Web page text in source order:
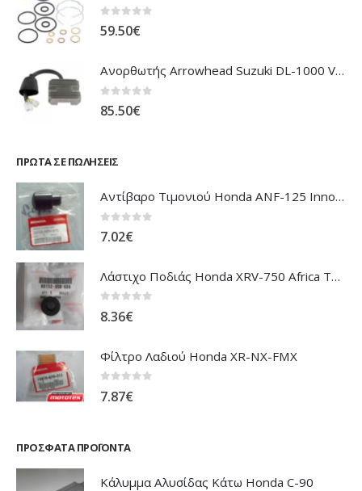
0 out of 5
59.50€
Ανορθωτής Arrowhead Suzuki DL-1000 V'Strom
85.50€
ΠΡΏΤΑ ΣΕ ΠΩΛΉΣΕΙΣ
Αντίβαρο Τιμονιού Honda ANF-125 Innova
7.02€
Λάστιχο Ποδιάς Honda XRV-750 Africa Twin
8.36€
Φίλτρο Λαδιού Honda XR-NX-FMX
7.87€
ΠΡΌΣΦΑΤΑ ΠΡΟΪΌΝΤΑ
Κάλυμμα Αλυσίδας Κάτω Honda C-90